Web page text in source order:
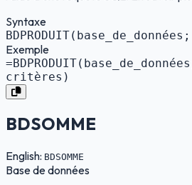
Syntaxe
Exemple
critères)
BDSOMME
English: BDSOMME
Base de données